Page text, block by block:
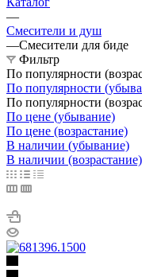
—
Смесители и душ
—Смесители для биде
Фильтр
По популярности
По популярности
По популярности
По цене (убывание)
По цене (возрастание)
В наличии (убывание)
В наличии (возрастание)